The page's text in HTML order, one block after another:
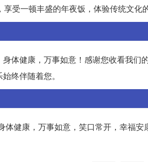
受一顿丰盛的年夜饭，体验传统文化
体健康，万事如意！感谢您收看我
终伴随着您。
体健康，万事如意，笑口常开，幸福